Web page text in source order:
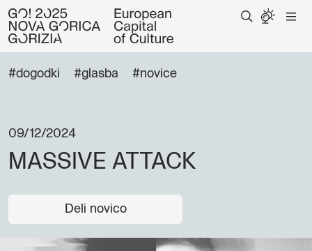
#dogodki #glasba #novice
09/12/2024
MASSIVE ATTACK
Deli novico